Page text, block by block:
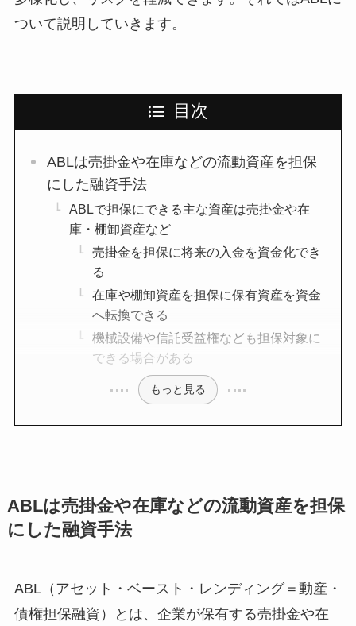
ついて説明していきます。
目次
ABLは売掛金や在庫などの流動資産を担保
にした融資手法
ABLで担保にできる主な資産は売掛金や在
庫・棚卸資産など
売掛金を担保に将来の入金を資金化でき
る
在庫や棚卸資産を担保に保有資産を資金
へ転換できる
機械設備や信託受益権なども担保対象に
できる場合がある
もっと見る
ABLは売掛金や在庫などの流動資産を担保
にした融資手法
ABL（アセット・ベースト・レンディング＝動産・
債権担保融資）とは、企業が保有する売掛金や在